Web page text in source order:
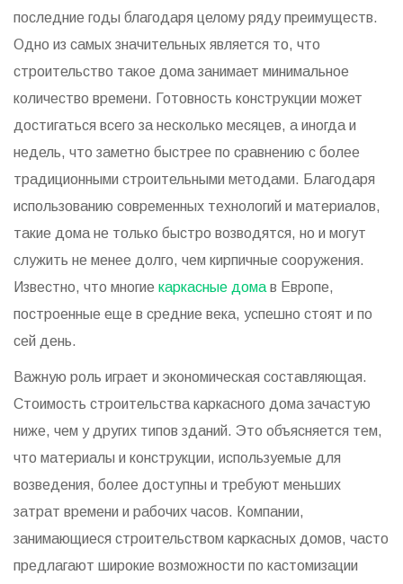
последние годы благодаря целому ряду преимуществ.
Одно из самых значительных является то, что
строительство такое дома занимает минимальное
количество времени. Готовность конструкции может
достигаться всего за несколько месяцев, а иногда и
недель, что заметно быстрее по сравнению с более
традиционными строительными методами. Благодаря
использованию современных технологий и материалов,
такие дома не только быстро возводятся, но и могут
служить не менее долго, чем кирпичные сооружения.
Известно, что многие каркасные дома в Европе,
построенные еще в средние века, успешно стоят и по
сей день.
Важную роль играет и экономическая составляющая.
Стоимость строительства каркасного дома зачастую
ниже, чем у других типов зданий. Это объясняется тем,
что материалы и конструкции, используемые для
возведения, более доступны и требуют меньших
затрат времени и рабочих часов. Компании,
занимающиеся строительством каркасных домов, часто
предлагают широкие возможности по кастомизации